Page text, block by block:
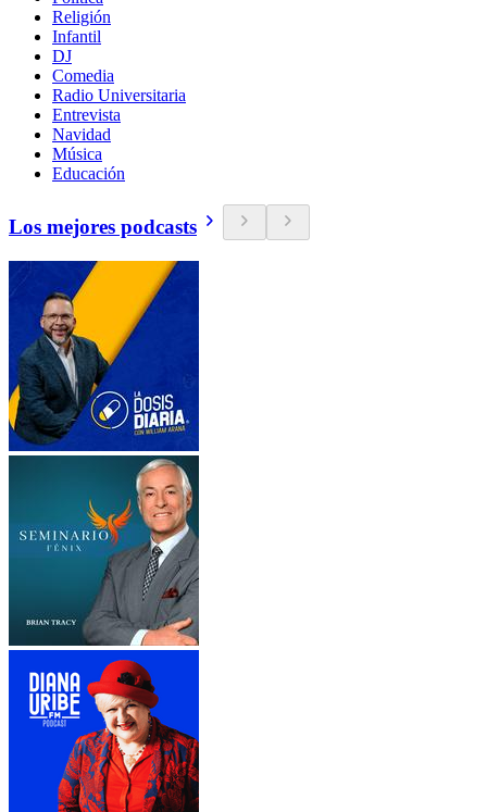
Religión
Infantil
DJ
Comedia
Radio Universitaria
Entrevista
Navidad
Música
Educación
Los mejores podcasts